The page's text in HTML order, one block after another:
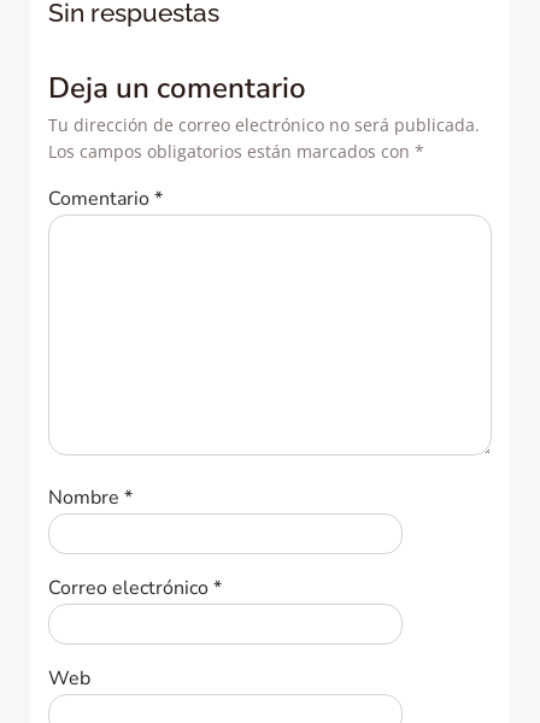
entradasentradas
Sin respuestas
Deja un comentario
Tu dirección de correo electrónico no será publicada.
Los campos obligatorios están marcados con *
Comentario*
Nombre *
Correo electrónico*
Web